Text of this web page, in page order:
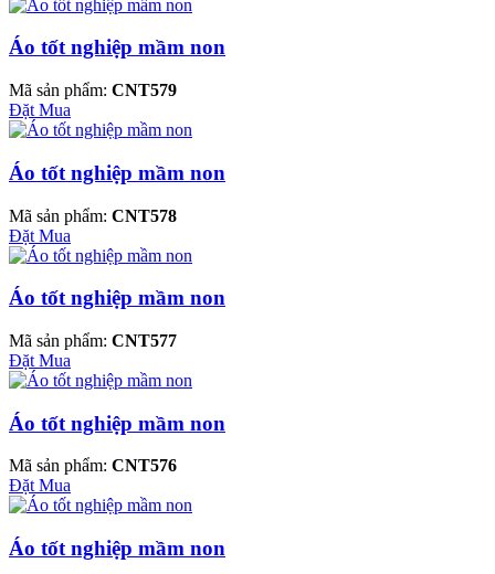
Áo tốt nghiệp mầm non
Mã sản phẩm: CNT579
Đặt Mua
Áo tốt nghiệp mầm non
Mã sản phẩm: CNT578
Đặt Mua
Áo tốt nghiệp mầm non
Mã sản phẩm: CNT577
Đặt Mua
Áo tốt nghiệp mầm non
Mã sản phẩm: CNT576
Đặt Mua
Áo tốt nghiệp mầm non